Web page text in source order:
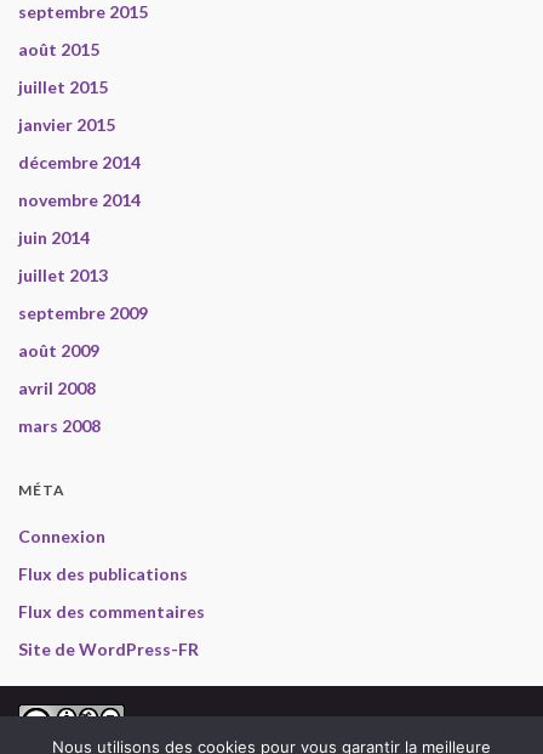
septembre 2015
août 2015
juillet 2015
janvier 2015
décembre 2014
novembre 2014
juin 2014
juillet 2013
septembre 2009
août 2009
avril 2008
mars 2008
MÉTA
Connexion
Flux des publications
Flux des commentaires
Site de WordPress-FR
2008-2013 Gabriel en Inde, selon les termes de lalicence
Nous utilisons des cookies pour vous garantir la meilleure